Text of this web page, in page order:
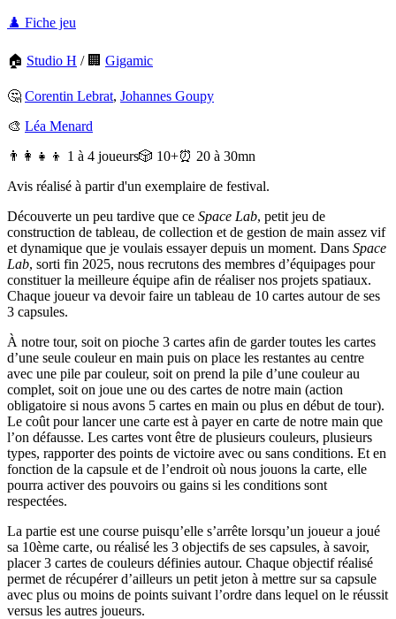
♟️ Fiche jeu
🏠 Studio H / 🏢 Gigamic
🤔 Corentin Lebrat, Johannes Goupy
🎨 Léa Menard
👨‍👩‍👧‍👦 1 à 4 joueurs🎲 10+⏰ 20 à 30mn
Avis réalisé à partir d'un exemplaire de festival.
Découverte un peu tardive que ce Space Lab, petit jeu de
construction de tableau, de collection et de gestion de main assez vif
et dynamique que je voulais essayer depuis un moment. Dans Space
Lab, sorti fin 2025, nous recrutons des membres d’équipages pour
constituer la meilleure équipe afin de réaliser nos projets spatiaux.
Chaque joueur va devoir faire un tableau de 10 cartes autour de ses
3 capsules.
À notre tour, soit on pioche 3 cartes afin de garder toutes les cartes
d’une seule couleur en main puis on place les restantes au centre
avec une pile par couleur, soit on prend la pile d’une couleur au
complet, soit on joue une ou des cartes de notre main (action
obligatoire si nous avons 5 cartes en main ou plus en début de tour).
Le coût pour lancer une carte est à payer en carte de notre main que
l’on défausse. Les cartes vont être de plusieurs couleurs, plusieurs
types, rapporter des points de victoire avec ou sans conditions. Et en
fonction de la capsule et de l’endroit où nous jouons la carte, elle
pourra activer des pouvoirs ou gains si les conditions sont
respectées.
La partie est une course puisqu’elle s’arrête lorsqu’un joueur a joué
sa 10ème carte, ou réalisé les 3 objectifs de ses capsules, à savoir,
placer 3 cartes de couleurs définies autour. Chaque objectif réalisé
permet de récupérer d’ailleurs un petit jeton à mettre sur sa capsule
avec plus ou moins de points suivant l’ordre dans lequel on le réussit
versus les autres joueurs.